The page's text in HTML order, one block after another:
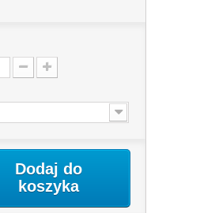
Dodaj do
koszyka